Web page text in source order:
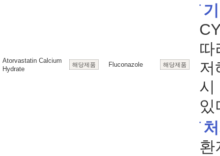
Atorvastatin Calcium
Hydrate
해당제품 Fluconazole 해당제품
따
저
시
있
환